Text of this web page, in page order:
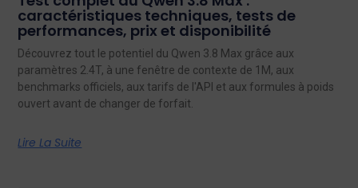
caractéristiques techniques, tests de
performances, prix et disponibilité
Découvrez tout le potentiel du Qwen 3.8 Max grâce aux
paramètres 2.4T, à une fenêtre de contexte de 1M, aux
benchmarks officiels, aux tarifs de l'API et aux formules à poids
ouvert avant de changer de forfait.
Lire La Suite